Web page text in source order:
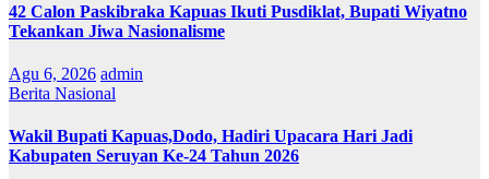
42 Calon Paskibraka Kapuas Ikuti Pusdiklat, Bupati Wiyatno
Tekankan Jiwa Nasionalisme
Agu 6, 2026 admin
Berita Nasional
Wakil Bupati Kapuas,Dodo, Hadiri Upacara Hari Jadi
Kabupaten Seruyan Ke-24 Tahun 2026